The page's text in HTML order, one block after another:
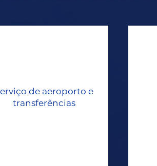
de aeroporto e
transferências